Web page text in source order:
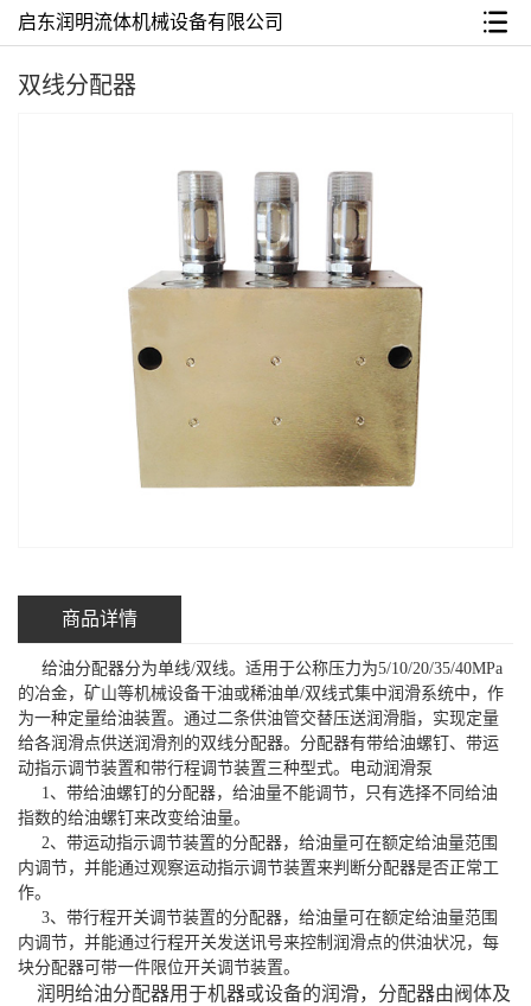
启东润明流体机械设备有限公司
双线分配器
商品详情
给油分配器分为单线/双线。适用于公称压力为5/10/20/35/40MPa
的冶金，矿山等机械设备干油或稀油单/双线式集中润滑系统中，作
为一种定量给油装置。通过二条供油管交替压送润滑脂，实现定量
给各润滑点供送润滑剂的双线分配器。分配器有带给油螺钉、带运
动指示调节装置和带行程调节装置三种型式。电动润滑泵
1、带给油螺钉的分配器，给油量不能调节，只有选择不同给油
指数的给油螺钉来改变给油量。
2、带运动指示调节装置的分配器，给油量可在额定给油量范围
内调节，并能通过观察运动指示调节装置来判断分配器是否正常工
作。
3、带行程开关调节装置的分配器，给油量可在额定给油量范围
内调节，并能通过行程开关发送讯号来控制润滑点的供油状况，每
块分配器可带一件限位开关调节装置。
润明给油分配器用于机器或设备的润滑，分配器由阀体及